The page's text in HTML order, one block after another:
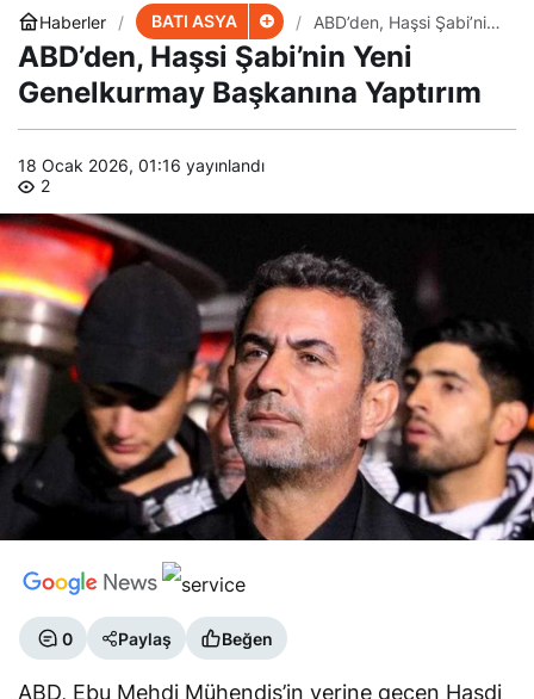
Haberler BATI ASYA
ABD’den, Haşsi Şabi’nin
Yeni Genelkurmay
Başkanına Yaptırım
ABD’den, Haşsi Şabi’nin Yeni
Genelkurmay Başkanına Yaptırım
18 Ocak 2026, 01:16 yayınlandı
2
0 Paylaş Beğen
ABD, Ebu Mehdi Mühendis’in yerine geçen Haşdi